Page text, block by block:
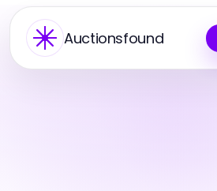
Auctionsfound